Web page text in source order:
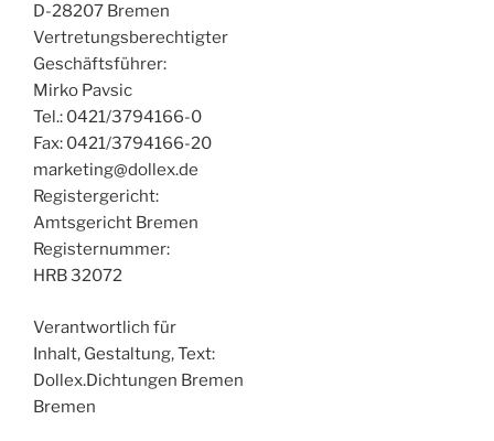
D-28207 Bremen
Vertretungsberechtigter
Geschäftsführer:
Mirko Pavsic
Tel.: 0421/3794166-0
Fax: 0421/3794166-20
marketing@dollex.de
Registergericht:
Amtsgericht Bremen
Registernummer:
HRB 32072
Verantwortlich für
Inhalt, Gestaltung, Text:
Dollex.Dichtungen Bremen
Bremen